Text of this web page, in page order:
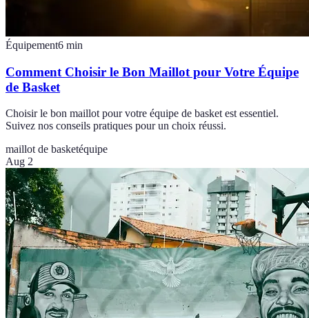
Équipement6 min
Comment Choisir le Bon Maillot pour Votre Équipe
de Basket
Choisir le bon maillot pour votre équipe de basket est essentiel.
Suivez nos conseils pratiques pour un choix réussi.
maillot de basketéquipe
Aug 2